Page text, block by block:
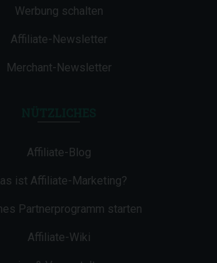
Werbung schalten
Affiliate-Newsletter
Merchant-Newsletter
Affiliate-Blog
ist Affiliate-Marketing?
Partnerprogramm starten
Affiliate-Wiki